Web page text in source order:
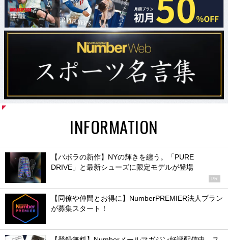
INFORMATION
【バボラの新作】NYの輝きを纏う。「PURE
DRIVE」と最新シューズに限定モデルが登場
PR
【同僚や仲間とお得に】NumberPREMIER法人プラン
が募集スタート！